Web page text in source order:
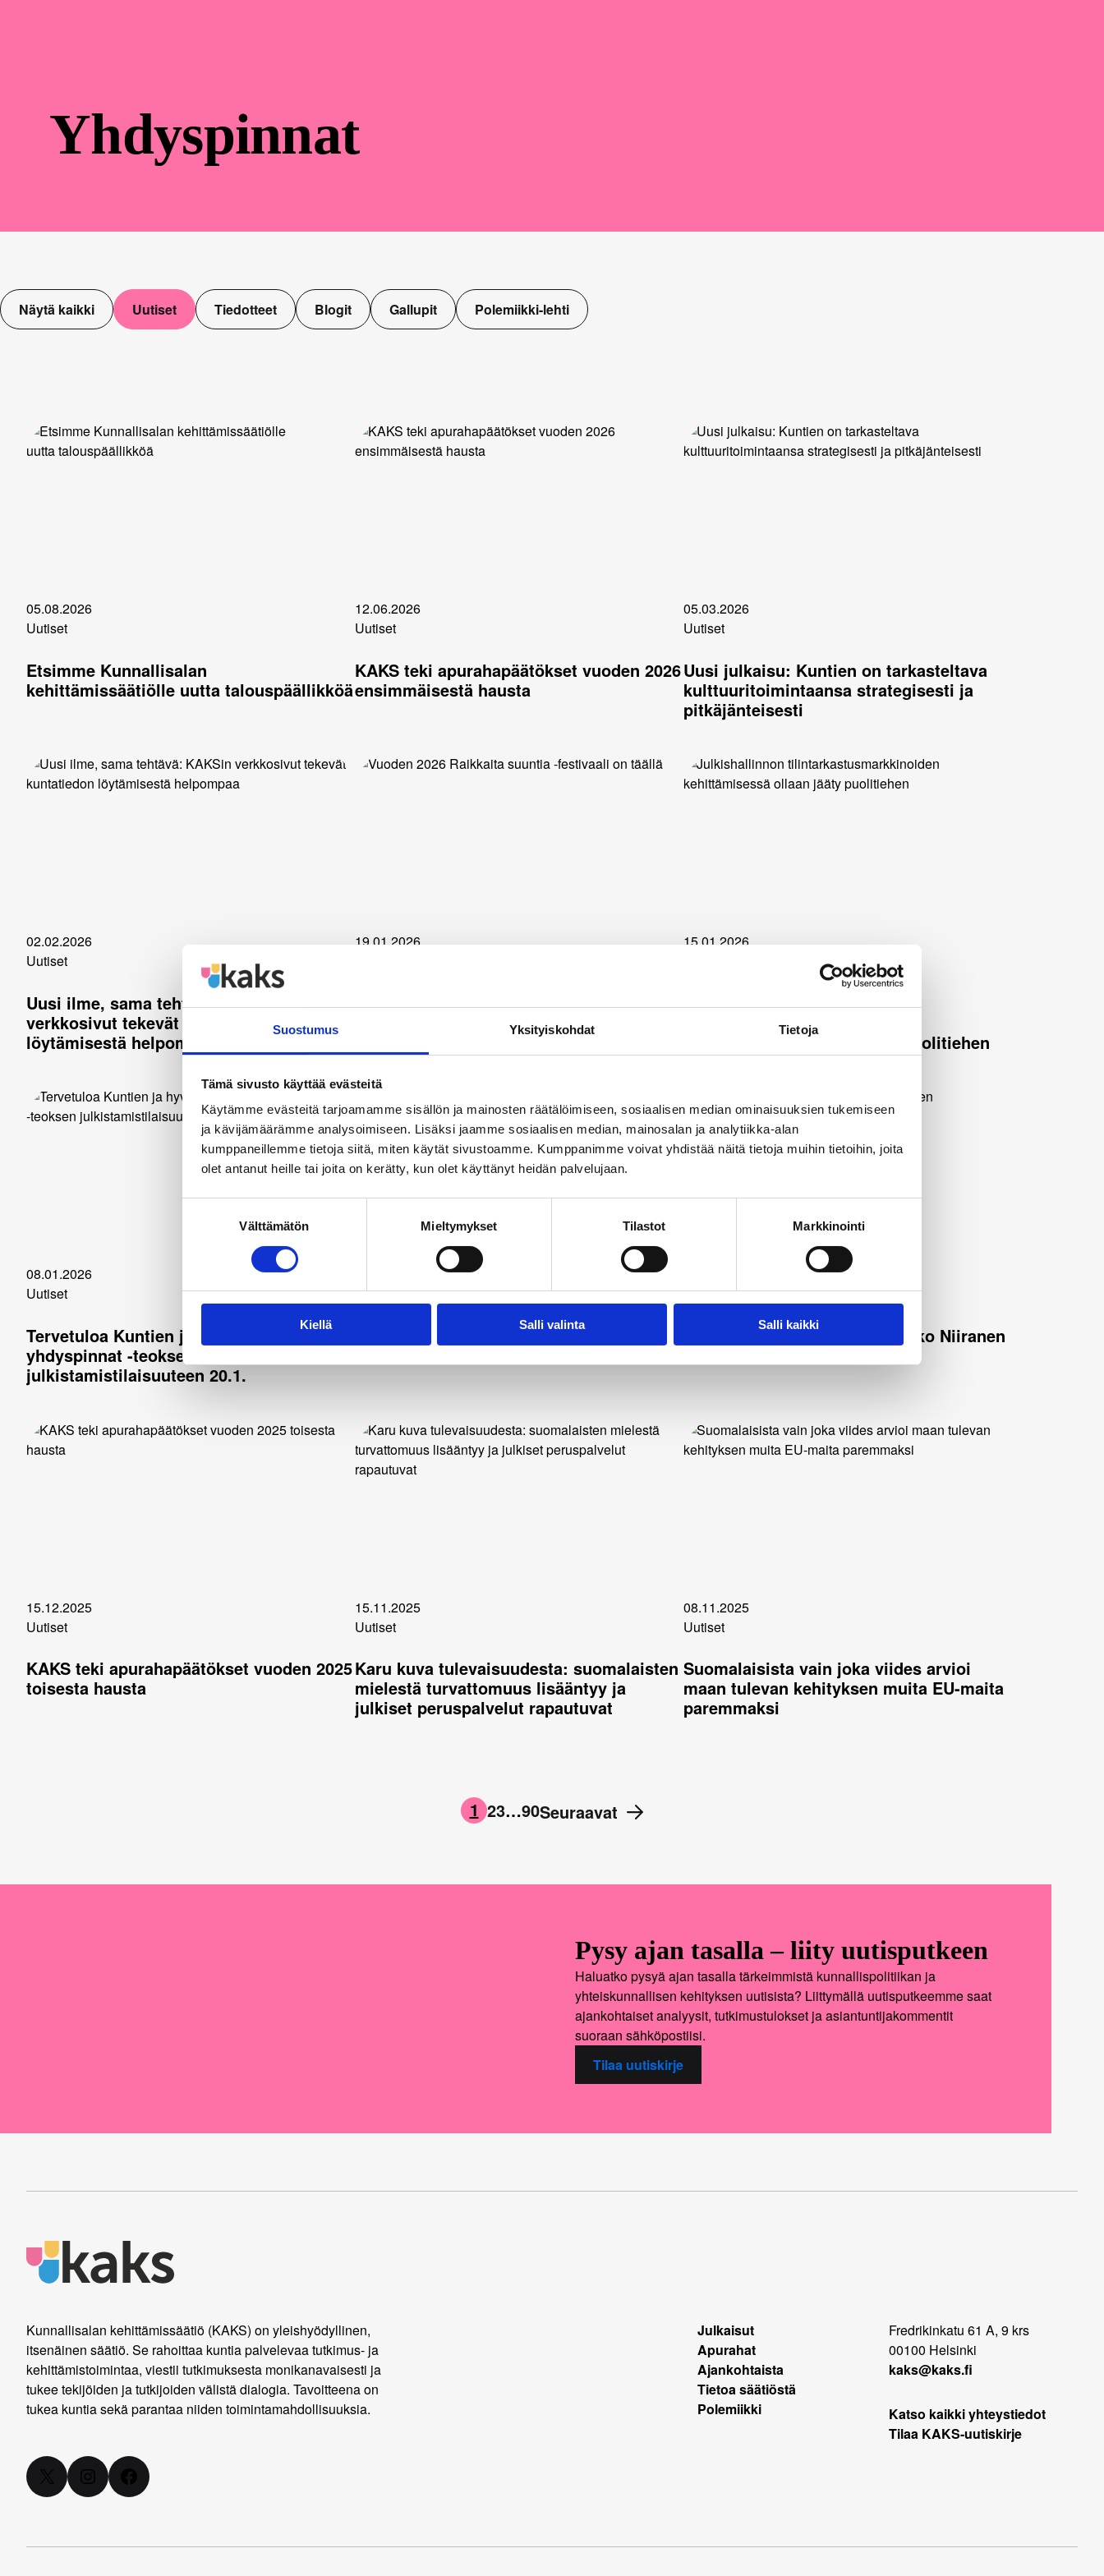
Suostumus Yksityiskohdat Tietoja
Tämä sivusto käyttää evästeitä
Käytämme evästeitä tarjoamamme sisällön ja mainosten räätälöimiseen, sosiaalisen median ominaisuuksien tukemiseen
ja kävijämäärämme analysoimiseen. Lisäksi jaamme sosiaalisen median, mainosalan ja analytiikka-alan
kumppaneillemme tietoja siitä, miten käytät sivustoamme. Kumppanimme voivat yhdistää näitä tietoja muihin tietoihin, joita
olet antanut heille tai joita on kerätty, kun olet käyttänyt heidän palvelujaan.
Välttämätön Mieltymykset Tilastot Markkinointi
Kiellä Salli valinta Salli kaikki
Yhdyspinnat
Näytä kaikki Uutiset Tiedotteet Blogit Gallupit Polemiikki-lehti
05.08.2026
Uutiset
Etsimme Kunnallisalan
kehittämissäätiölle uutta talouspäällikköä
12.06.2026
Uutiset
KAKS teki apurahapäätökset vuoden 2026
ensimmäisestä hausta
05.03.2026
Uutiset
Uusi julkaisu: Kuntien on tarkasteltava
kulttuuritoimintaansa strategisesti ja
pitkäjänteisesti
02.02.2026
Uutiset
Uusi ilme, sama tehtävä: KAKSin
verkkosivut tekevät kuntatiedon
löytämisestä helpompaa
19.01.2026
Vuoden 2026 Raikkaita suuntia -festivaali
15.01.2026
Julkishallinnon
tilintarkastusmarkkinoiden
kehittämisessä ollaan jääty puolitiehen
08.01.2026
Uutiset
Tervetuloa Kuntien ja hyvinvointialueiden
yhdyspinnat -teoksen
julkistamistilaisuuteen 20.1.
Uutiset
Kansalaisosallisuuden lupaus koetuksella
Uutiset
In memoriam professori Vuokko Niiranen
15.12.2025
Uutiset
KAKS teki apurahapäätökset vuoden 2025
toisesta hausta
15.11.2025
Uutiset
Karu kuva tulevaisuudesta: suomalaisten
mielestä turvattomuus lisääntyy ja
julkiset peruspalvelut rapautuvat
08.11.2025
Uutiset
Suomalaisista vain joka viides arvioi
maan tulevan kehityksen muita EU-maita
paremmaksi
1 23…90Seuraavat →
Pysy ajan tasalla – liity uutisputkeen
Haluatko pysyä ajan tasalla tärkeimmistä kunnallispolitiikan ja
yhteiskunnallisen kehityksen uutisista? Liittymällä uutisputkeemme saat
ajankohtaiset analyysit, tutkimustulokset ja asiantuntijakommentit
suoraan sähköpostiisi.
Tilaa uutiskirje
Kunnallisalan kehittämissäätiö (KAKS) on yleishyödyllinen,
itsenäinen säätiö. Se rahoittaa kuntia palvelevaa tutkimus- ja
kehittämistoimintaa, viestii tutkimuksesta monikanavaisesti ja
tukee tekijöiden ja tutkijoiden välistä dialogia. Tavoitteena on
tukea kuntia sekä parantaa niiden toimintamahdollisuuksia.
X Instagram Facebook
Julkaisut
Apurahat
Ajankohtaista
Tietoa säätiöstä
Polemiikki
Fredrikinkatu 61 A, 9 krs
00100 Helsinki
kaks@kaks.fi
Katso kaikki yhteystiedot
Tilaa KAKS-uutiskirje